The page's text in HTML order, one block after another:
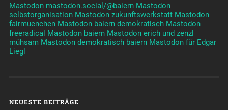
Mastodon mastodon.social/@baiern Mastodon
selbstorganisation Mastodon zukunftswerkstatt Mastodon
fairmuenchen Mastodon baiern demokratisch Mastodon
freeradical Mastodon baiern Mastodon erich und zenzl
mühsam Mastodon demokratisch baiern Mastodon für Edgar
Liegl
NEUESTE BEITRÄGE